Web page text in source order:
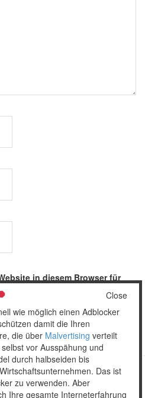
in diesem Browser für
speichern.
Unser täglich Spam.
Close
wie möglich einen Adblocker
damit die Ihren
die über Malvertising verteilt
vor Ausspähung und
durch halbseiden bis
Das ist
zu verwenden. Aber
Ihre gesamte Interneterfahrung